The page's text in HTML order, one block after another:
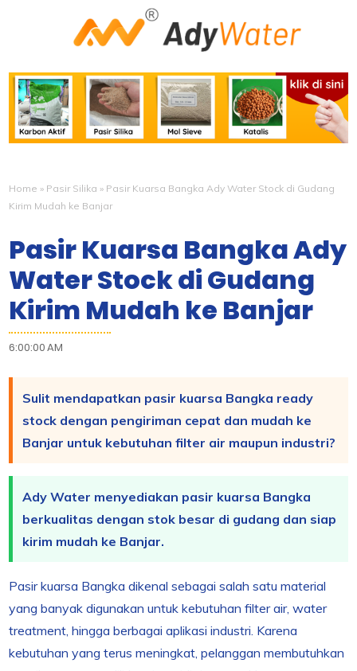
Home » Pasir Silika » Pasir Kuarsa Bangka Ady Water Stock di Gudang
Kirim Mudah ke Banjar
Pasir Kuarsa Bangka Ady
Water Stock di Gudang
Kirim Mudah ke Banjar
6:00:00 AM
Sulit mendapatkan pasir kuarsa Bangka ready
stock dengan pengiriman cepat dan mudah ke
Banjar untuk kebutuhan filter air maupun industri?
Ady Water menyediakan pasir kuarsa Bangka
berkualitas dengan stok besar di gudang dan siap
kirim mudah ke Banjar.
Pasir kuarsa Bangka dikenal sebagai salah satu material
yang banyak digunakan untuk kebutuhan filter air, water
treatment, hingga berbagai aplikasi industri. Karena
kebutuhan yang terus meningkat, pelanggan membutuhkan